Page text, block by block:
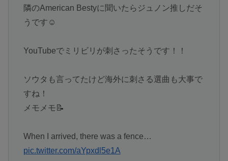
隣のAmerican Bestyに聞いたらジュノン推しだそ
うです☺️
YouTubeでミリビリが刺さったそうです！！
ソウタも言ってたけど海外に刺さる選曲も大事で
すね！
メモメモ📝
When I arrived, there was a fence…
pic.twitter.com/aYpxdl5e1A